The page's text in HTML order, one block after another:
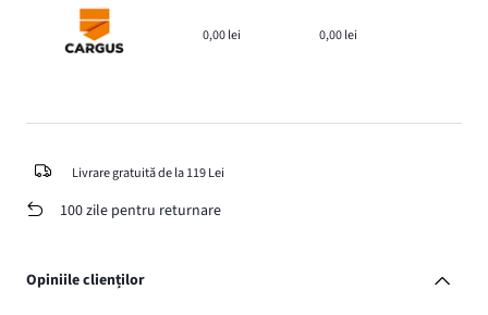
0,00 lei 0,00 lei
Livrare gratuită de la 119 Lei
100 zile pentru returnare
Opiniile clienților